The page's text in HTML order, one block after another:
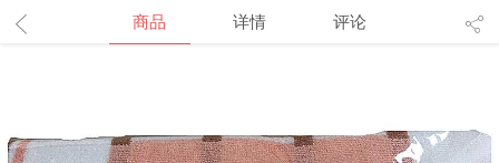
商品 详情 评论